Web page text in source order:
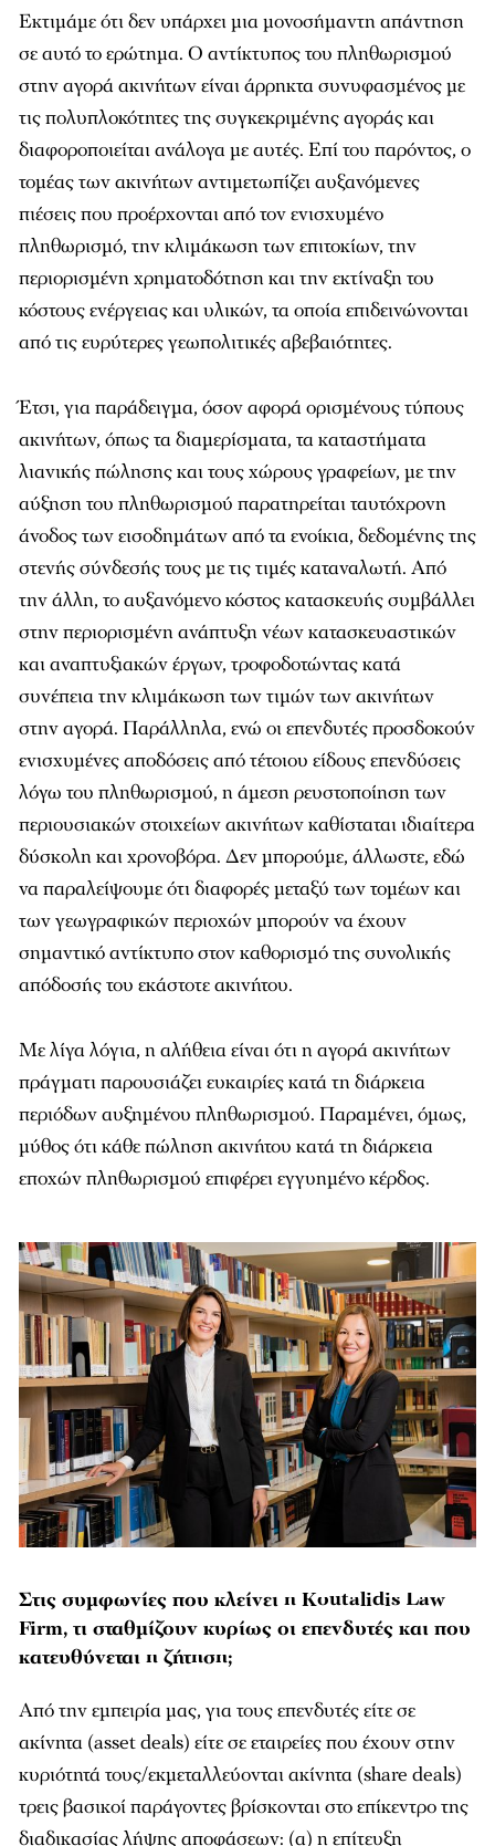
Εκτιμάμε ότι δεν υπάρχει μια μονοσήμαντη απάντηση
σε αυτό το ερώτημα. Ο αντίκτυπος του πληθωρισμού
στην αγορά ακινήτων είναι άρρηκτα συνυφασμένος με
τις πολυπλοκότητες της συγκεκριμένης αγοράς και
διαφοροποιείται ανάλογα με αυτές. Επί του παρόντος, ο
τομέας των ακινήτων αντιμετωπίζει αυξανόμενες
πιέσεις που προέρχονται από τον ενισχυμένο
πληθωρισμό, την κλιμάκωση των επιτοκίων, την
περιορισμένη χρηματοδότηση και την εκτίναξη του
κόστους ενέργειας και υλικών, τα οποία επιδεινώνονται
από τις ευρύτερες γεωπολιτικές αβεβαιότητες.
Έτσι, για παράδειγμα, όσον αφορά ορισμένους τύπους
ακινήτων, όπως τα διαμερίσματα, τα καταστήματα
λιανικής πώλησης και τους χώρους γραφείων, με την
αύξηση του πληθωρισμού παρατηρείται ταυτόχρονη
άνοδος των εισοδημάτων από τα ενοίκια, δεδομένης της
στενής σύνδεσής τους με τις τιμές καταναλωτή. Από
την άλλη, το αυξανόμενο κόστος κατασκευής συμβάλλει
στην περιορισμένη ανάπτυξη νέων κατασκευαστικών
και αναπτυξιακών έργων, τροφοδοτώντας κατά
συνέπεια την κλιμάκωση των τιμών των ακινήτων
στην αγορά. Παράλληλα, ενώ οι επενδυτές προσδοκούν
ενισχυμένες αποδόσεις από τέτοιου είδους επενδύσεις
λόγω του πληθωρισμού, η άμεση ρευστοποίηση των
περιουσιακών στοιχείων ακινήτων καθίσταται ιδιαίτερα
δύσκολη και χρονοβόρα. Δεν μπορούμε, άλλωστε, εδώ
να παραλείψουμε ότι διαφορές μεταξύ των τομέων και
των γεωγραφικών περιοχών μπορούν να έχουν
σημαντικό αντίκτυπο στον καθορισμό της συνολικής
απόδοσής του εκάστοτε ακινήτου.
Με λίγα λόγια, η αλήθεια είναι ότι η αγορά ακινήτων
πράγματι παρουσιάζει ευκαιρίες κατά τη διάρκεια
περιόδων αυξημένου πληθωρισμού. Παραμένει, όμως,
μύθος ότι κάθε πώληση ακινήτου κατά τη διάρκεια
εποχών πληθωρισμού επιφέρει εγγυημένο κέρδος.
Στις συμφωνίες που κλείνει η Koutalidis Law
Firm, τι σταθμίζουν κυρίως οι επενδυτές και που
κατευθύνεται η ζήτηση;
Από την εμπειρία μας, για τους επενδυτές είτε σε
ακίνητα (asset deals) είτε σε εταιρείες που έχουν στην
κυριότητά τους/εκμεταλλεύονται ακίνητα (share deals)
τρεις βασικοί παράγοντες βρίσκονται στο επίκεντρο της
διαδικασίας λήψης αποφάσεων: (α) η επίτευξη